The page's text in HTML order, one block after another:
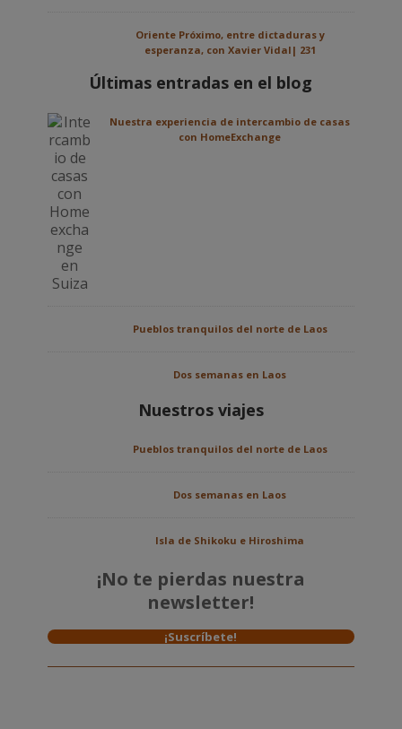
Oriente Próximo, entre dictaduras y
esperanza, con Xavier Vidal| 231
Últimas entradas en el blog
Nuestra experiencia de intercambio de casas
con HomeExchange
Pueblos tranquilos del norte de Laos
Dos semanas en Laos
Nuestros viajes
Pueblos tranquilos del norte de Laos
Dos semanas en Laos
Isla de Shikoku e Hiroshima
¡No te pierdas nuestra
newsletter!
¡Suscríbete!